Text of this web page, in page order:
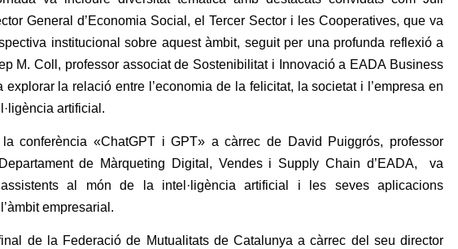
General d’Economia Social, el Tercer Sector i les Cooperatives, que va
institucional sobre aquest àmbit, seguit per una profunda reflexió a
M. Coll, professor associat de Sostenibilitat i Innovació a EADA Business
explorar la relació entre l’economia de la felicitat, la societat i l’empresa en
artificial.
la conferència «ChatGPT i GPT» a càrrec de David Puiggrós, professor
de Màrqueting Digital, Vendes i Supply Chain d’EADA, va
al món de la intel·ligència artificial i les seves aplicacions
empresarial.
de la Federació de Mutualitats de Catalunya a càrrec del seu director